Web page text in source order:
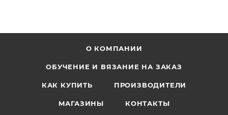
О КОМПАНИИ
ОБУЧЕНИЕ И ВЯЗАНИЕ НА ЗАКАЗ
КАК КУПИТЬ ПРОИЗВОДИТЕЛИ
МАГАЗИНЫ КОНТАКТЫ